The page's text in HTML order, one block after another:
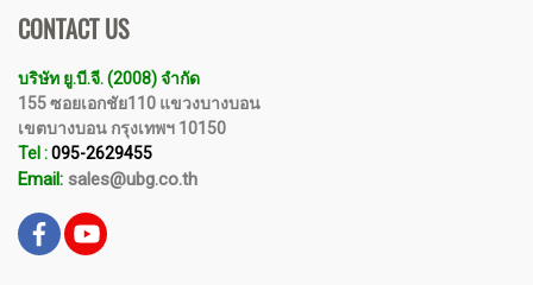
CONTACT US
บริษัท ยู.บี.จี. (2008) จำกัด
155 ซอยเอกชัย110 แขวงบางบอน
เขตบางบอน กรุงเทพฯ 10150
Tel :095-2629455
Email: sales@ubg.co.th